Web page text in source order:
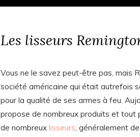
Les lisseurs
Vous ne le savez peut-être pas, mais
société américaine qui était autrefois
pour la qualité de ses armes à feu.
propose de nombreux produits et tout
de nombreux lisseurs, généralement